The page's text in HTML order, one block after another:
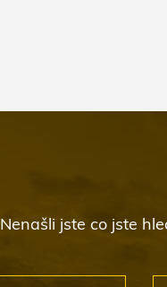
Nenašli jste co jste